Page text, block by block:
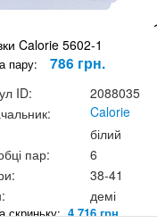
Calorie 5602-1
пару: 786 грн.
ID:
2088035
Calorie
білий
пар:
6
38-41
демі
скриньку:4 716 грн.